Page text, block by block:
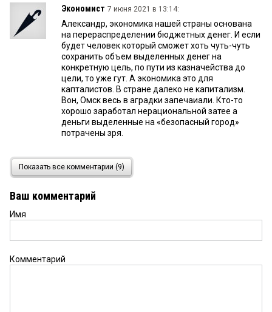
Экономист 7 июня 2021 в 13:14:
Александр, экономика нашей страны основана
на перераспределении бюджетных денег. И если
будет человек который сможет хоть чуть-чуть
сохранить объем выделенных денег на
конкретную цель, по пути из казначейства до
цели, то уже гут. А экономика это для
капталистов. В стране далеко не капитализм.
Вон, Омск весь в аградки запечаиали. Кто-то
хорошо заработал нерациональной затее а
деньги выделенные на «безопасный город»
потрачены зря.
7 июня 2021 в 13:00:
Добавлю еще, что с познаниями в экономике у
экономика тогда сильна, когда государство
бедное население, то он не подходит для
бизнес это продажа суперяхт или частных
самолетов. Прежде, чем рассуждать об
экономике прочел бы хоть тот же Экономикс
Показать все комментарии (9)
Ваш комментарий
Имя
Комментарий